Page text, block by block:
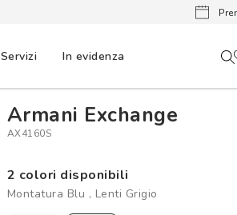
Servizi In evidenza
Armani Exchange
AX4160S
2 colori disponibili
Montatura Blu , Lenti Grigio